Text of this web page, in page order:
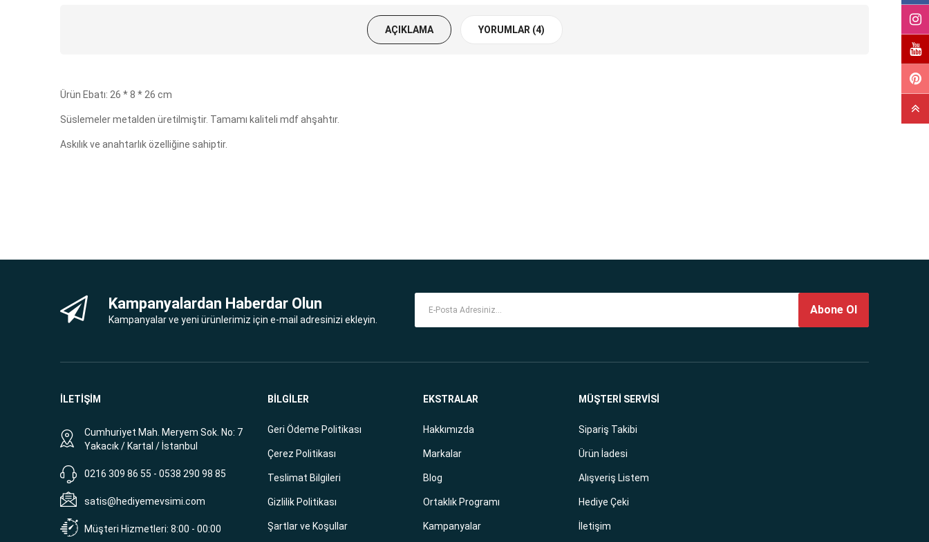
AÇIKLAMA YORUMLAR (4)
Ürün Ebatı: 26 * 8 * 26 cm
Süslemeler metalden üretilmiştir. Tamamı kaliteli mdf ahşahtır.
Askılık ve anahtarlık özelliğine sahiptir.
Kampanyalardan Haberdar Olun
Kampanyalar ve yeni ürünlerimiz için e-mail adresinizi ekleyin.
Abone Ol
İLETİŞİM
Cumhuriyet Mah. Meryem Sok. No: 7
Yakacık / Kartal / İstanbul
0216 309 86 55 - 0538 290 98 85
satis@hediyemevsimi.com
Müşteri Hizmetleri: 8:00 - 00:00
BİLGİLER
Geri Ödeme Politikası
Çerez Politikası
Teslimat Bilgileri
Gizlilik Politikası
Şartlar ve Koşullar
EKSTRALAR
Hakkımızda
Markalar
Blog
Ortaklık Programı
Kampanyalar
MÜŞTERİ SERVİSİ
Sipariş Takibi
Ürün İadesi
Alışveriş Listem
Hediye Çeki
İletişim